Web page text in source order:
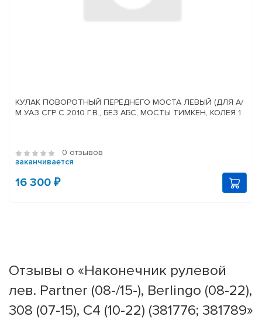
КУЛАК ПОВОРОТНЫЙ ПЕРЕДНЕГО МОСТА ЛЕВЫЙ (ДЛЯ А/
М УАЗ СГР С 2010 Г.В., БЕЗ АБС, МОСТЫ ТИМКЕН, КОЛЕЯ 1
0 отзывов
заканчивается
16 300 ₽
Отзывы о «Наконечник рулевой
лев. Partner (08-/15-), Berlingo (08-22),
308 (07-15), C4 (10-22) (381776; 381789»